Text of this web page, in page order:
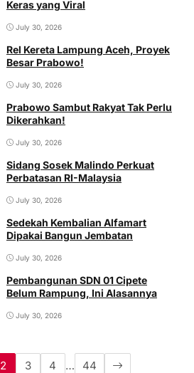
Keras yang Viral
July 30, 2026
Rel Kereta Lampung Aceh, Proyek
Besar Prabowo!
July 30, 2026
Prabowo Sambut Rakyat Tak Perlu
Dikerahkan!
July 30, 2026
Sidang Sosek Malindo Perkuat
Perbatasan RI-Malaysia
July 30, 2026
Sedekah Kembalian Alfamart
Dipakai Bangun Jembatan
July 30, 2026
Pembangunan SDN 01 Cipete
Belum Rampung, Ini Alasannya
July 30, 2026
2 3 4 … 44